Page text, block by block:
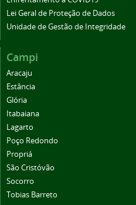
Lei Geral de Proteção de Dados
Unidade de Gestão de Integridade
Campi
Aracaju
Estância
Glória
Itabaiana
Lagarto
Poço Redondo
Propriá
São Cristóvão
Socorro
Tobias Barreto